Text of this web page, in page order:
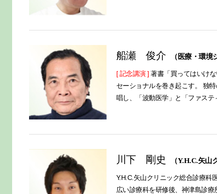
船瀬 俊介 （医療・環
[ 記念講演 ]著書「買ってはいけ
セーショナルを巻き起こす。 独
唱し、「波動医学」と「ファス
川下 剛史 （Y.H.C.矢山
Y.H.C.矢山クリニック総合診療科
広い診療科を研修後、神津島診